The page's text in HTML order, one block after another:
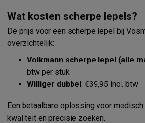
Wat kosten scherpe lepels?
De prijs voor een scherpe lepel bij
overzichtelijk:
Volkmann scherpe lepel (alle
btw per stuk
Williger dubbel: €39,95 incl. btw
Een betaalbare oplossing voor
kwaliteit en precisie zoeken.